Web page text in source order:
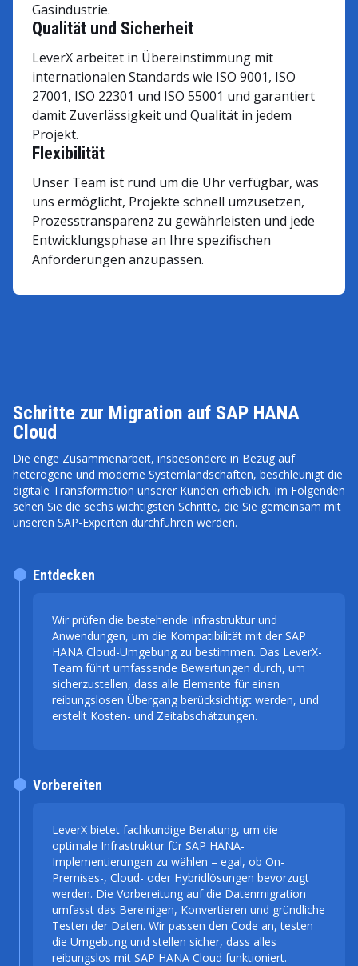
Gasindustrie.
Qualität und Sicherheit
LeverX arbeitet in Übereinstimmung mit
internationalen Standards wie ISO 9001, ISO
27001, ISO 22301 und ISO 55001 und garantiert
damit Zuverlässigkeit und Qualität in jedem
Projekt.
Flexibilität
Unser Team ist rund um die Uhr verfügbar, was
uns ermöglicht, Projekte schnell umzusetzen,
Prozesstransparenz zu gewährleisten und jede
Entwicklungsphase an Ihre spezifischen
Anforderungen anzupassen.
Schritte zur Migration auf SAP HANA
Cloud
Die enge Zusammenarbeit, insbesondere in Bezug auf
heterogene und moderne Systemlandschaften, beschleunigt die
digitale Transformation unserer Kunden erheblich. Im Folgenden
sehen Sie die sechs wichtigsten Schritte, die Sie gemeinsam mit
unseren SAP-Experten durchführen werden.
Wir prüfen die bestehende Infrastruktur und
Anwendungen, um die Kompatibilität mit der SAP
HANA Cloud-Umgebung zu bestimmen. Das LeverX-
Team führt umfassende Bewertungen durch, um
sicherzustellen, dass alle Elemente für einen
reibungslosen Übergang berücksichtigt werden, und
erstellt Kosten- und Zeitabschätzungen.
Entdecken
LeverX bietet fachkundige Beratung, um die
optimale Infrastruktur für SAP HANA-
Implementierungen zu wählen – egal, ob On-
Premises-, Cloud- oder Hybridlösungen bevorzugt
werden. Die Vorbereitung auf die Datenmigration
umfasst das Bereinigen, Konvertieren und gründliche
Testen der Daten. Wir passen den Code an, testen
die Umgebung und stellen sicher, dass alles
reibungslos mit SAP HANA Cloud funktioniert.
Vorbereiten